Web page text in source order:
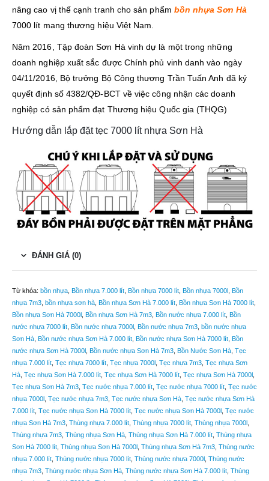
nâng cao vị thế cạnh tranh cho sản phẩm bồn nhựa Sơn Hà
7000 lít mang thương hiệu Việt Nam.
Năm 2016, Tập đoàn Sơn Hà vinh dự là một trong những
doanh nghiệp xuất sắc được Chính phủ vinh danh vào ngày
04/11/2016, Bộ trưởng Bộ Công thương Trần Tuấn Anh đã ký
quyết định số 4382/QĐ-BCT về việc công nhận các doanh
nghiệp có sản phẩm đạt Thương hiệu Quốc gia (THQG)
Hướng dẫn lắp đặt tẹc 7000 lít nhựa Sơn Hà
ĐÁNH GIÁ (0)
Từ khóa: bồn nhựa Bồn nhựa 7.000 lít Bồn nhựa 7000 lít Bồn nhựa 7000l Bồn
nhựa 7m3 bồn nhựa sơn hà Bồn nhựa Sơn Hà 7.000 lít Bồn nhựa Sơn Hà 7000 lít
Bồn nhựa Sơn Hà 7000l Bồn nhựa Sơn Hà 7m3 Bồn nước nhựa 7.000 lít Bồn
nước nhựa 7000 lít Bồn nước nhựa 7000l Bồn nước nhựa 7m3 bồn nước nhựa
Sơn Hà Bồn nước nhựa Sơn Hà 7.000 lít Bồn nước nhựa Sơn Hà 7000 lít Bồn
nước nhựa Sơn Hà 7000l Bồn nước nhựa Sơn Hà 7m3 Bồn Nước Sơn Hà Tẹc
nhựa 7.000 lít Tẹc nhựa 7000 lít Tẹc nhựa 7000l Tẹc nhựa 7m3 Tẹc nhựa Sơn
Hà Tẹc nhựa Sơn Hà 7.000 lít Tẹc nhựa Sơn Hà 7000 lít Tẹc nhựa Sơn Hà 7000l
Tẹc nhựa Sơn Hà 7m3 Tẹc nước nhựa 7.000 lít Tẹc nước nhựa 7000 lít Tẹc nước
nhựa 7000l Tẹc nước nhựa 7m3 Tẹc nước nhựa Sơn Hà Tẹc nước nhựa Sơn Hà
7.000 lít Tẹc nước nhựa Sơn Hà 7000 lít Tẹc nước nhựa Sơn Hà 7000l Tẹc nước
nhựa Sơn Hà 7m3 Thùng nhựa 7.000 lít Thùng nhựa 7000 lít Thùng nhựa 7000l
Thùng nhựa 7m3 Thùng nhựa Sơn Hà Thùng nhựa Sơn Hà 7.000 lít Thùng nhựa
Sơn Hà 7000 lít Thùng nhựa Sơn Hà 7000l Thùng nhựa Sơn Hà 7m3 Thùng nước
nhựa 7.000 lít Thùng nước nhựa 7000 lít Thùng nước nhựa 7000l Thùng nước
nhựa 7m3 Thùng nước nhựa Sơn Hà Thùng nước nhựa Sơn Hà 7.000 lít Thùng